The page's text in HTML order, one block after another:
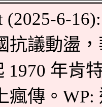
(2025-6-16):
抗議動盪
1970 年肯
瘋傳。